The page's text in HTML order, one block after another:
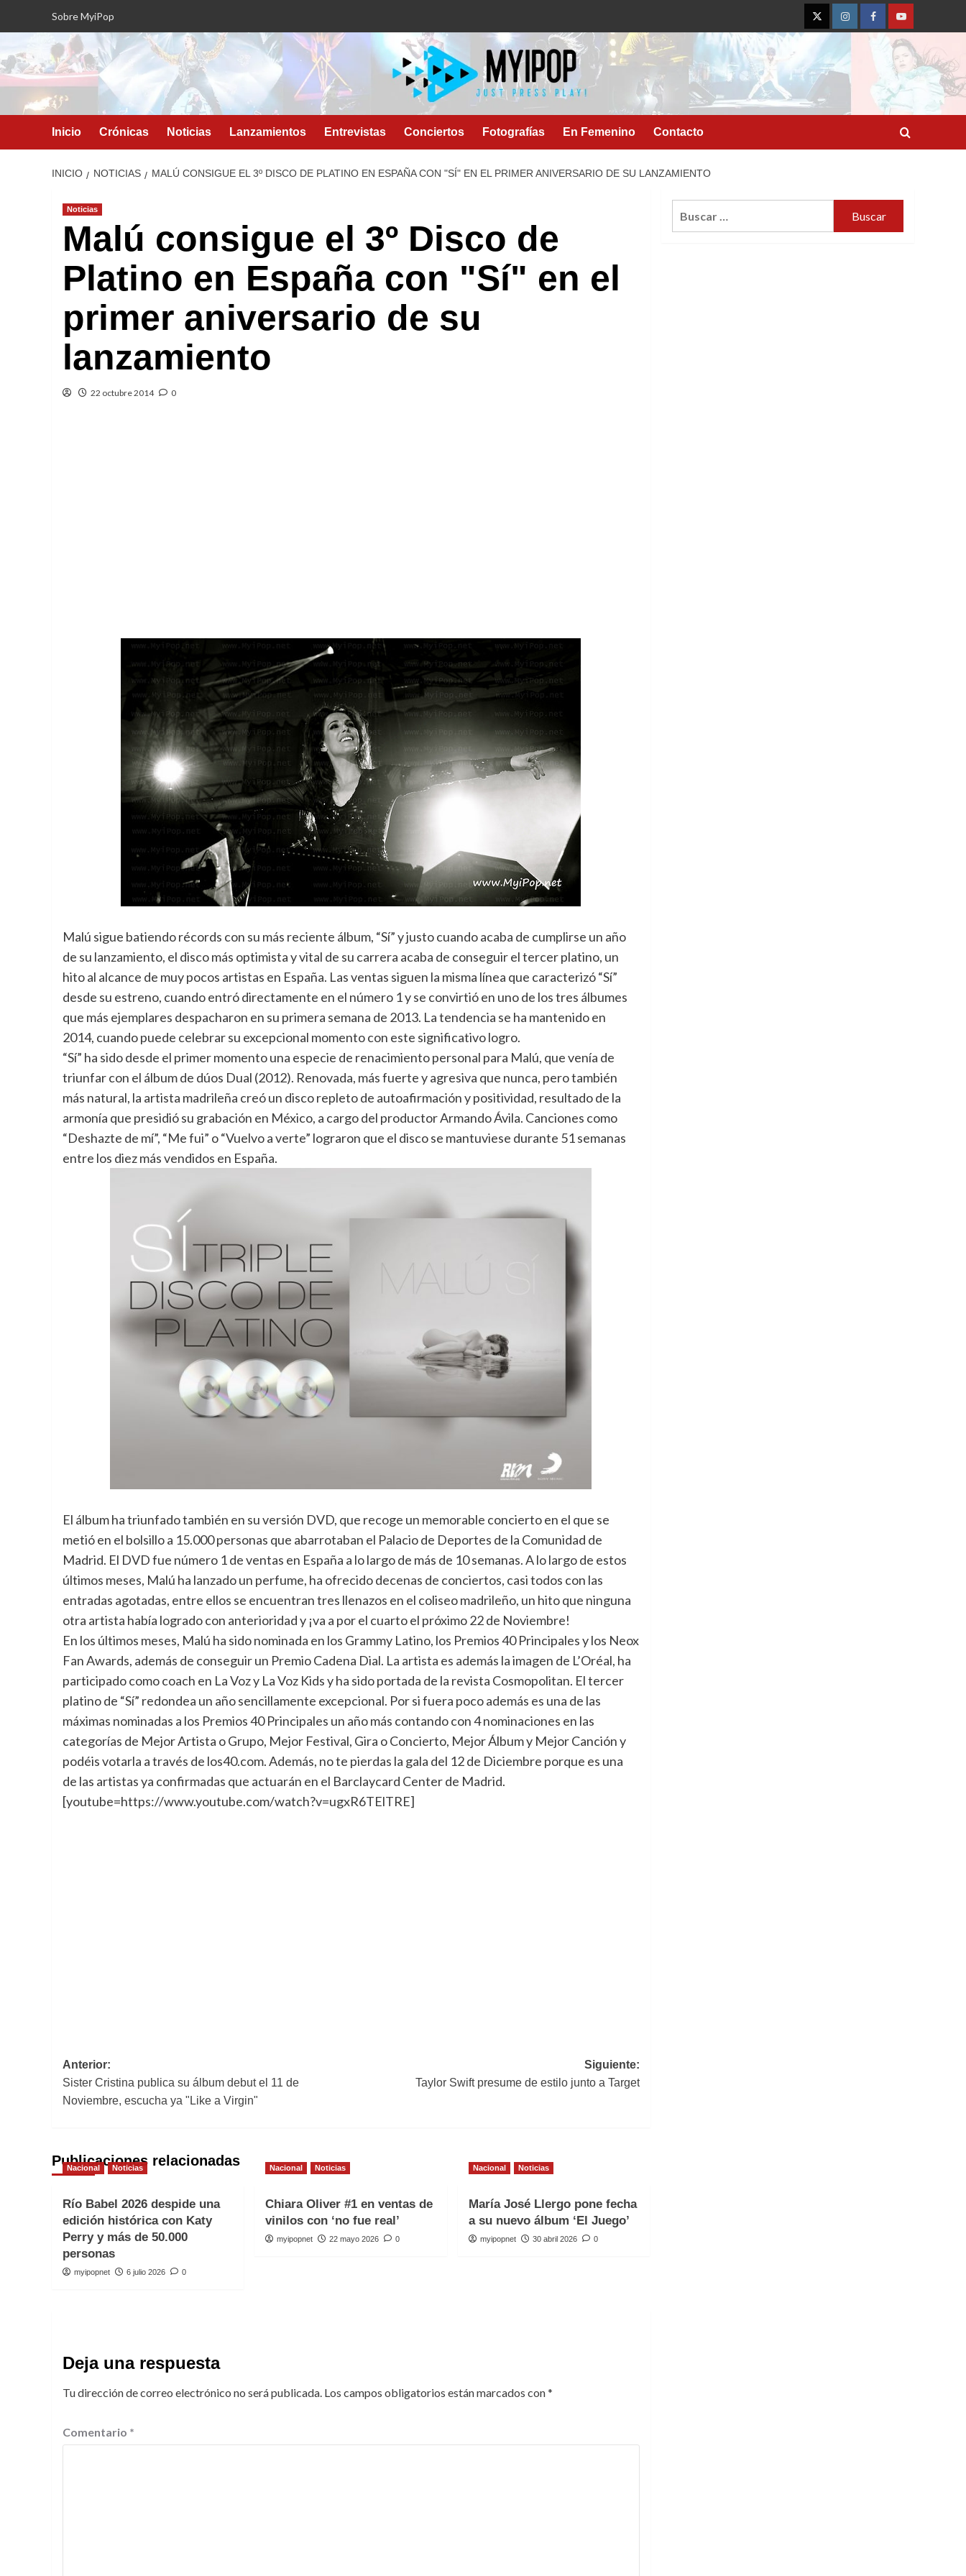
Sobre MyiPop
TwitterInstagramFacebookYouTube
Inicio Crónicas Noticias Lanzamientos Entrevistas Conciertos Fotografías En Femenino Contacto
INICIO NOTICIAS MALÚ CONSIGUE EL 3º DISCO DE PLATINO EN ESPAÑA CON "SÍ" EN EL PRIMER ANIVERSARIO DE SU LANZAMIENTO
Noticias
Malú consigue el 3º Disco de
Platino en España con "Sí" en el
primer aniversario de su
lanzamiento
22 octubre 2014 0
Malú sigue batiendo récords con su más reciente álbum, “Sí” y justo cuando acaba de cumplirse un año
de su lanzamiento, el disco más optimista y vital de su carrera acaba de conseguir el tercer platino, un
hito al alcance de muy pocos artistas en España. Las ventas siguen la misma línea que caracterizó “Sí”
desde su estreno, cuando entró directamente en el número 1 y se convirtió en uno de los tres álbumes
que más ejemplares despacharon en su primera semana de 2013. La tendencia se ha mantenido en
2014, cuando puede celebrar su excepcional momento con este significativo logro.
“Sí” ha sido desde el primer momento una especie de renacimiento personal para Malú, que venía de
triunfar con el álbum de dúos Dual (2012). Renovada, más fuerte y agresiva que nunca, pero también
más natural, la artista madrileña creó un disco repleto de autoafirmación y positividad, resultado de la
armonía que presidió su grabación en México, a cargo del productor Armando Ávila. Canciones como
“Deshazte de mí”, “Me fui” o “Vuelvo a verte” lograron que el disco se mantuviese durante 51 semanas
entre los diez más vendidos en España.
El álbum ha triunfado también en su versión DVD, que recoge un memorable concierto en el que se
metió en el bolsillo a 15.000 personas que abarrotaban el Palacio de Deportes de la Comunidad de
Madrid. El DVD fue número 1 de ventas en España a lo largo de más de 10 semanas. A lo largo de estos
últimos meses, Malú ha lanzado un perfume, ha ofrecido decenas de conciertos, casi todos con las
entradas agotadas, entre ellos se encuentran tres llenazos en el coliseo madrileño, un hito que ninguna
otra artista había logrado con anterioridad y ¡va a por el cuarto el próximo 22 de Noviembre!
En los últimos meses, Malú ha sido nominada en los Grammy Latino, los Premios 40 Principales y los Neox
Fan Awards, además de conseguir un Premio Cadena Dial. La artista es además la imagen de L’Oréal, ha
participado como coach en La Voz y La Voz Kids y ha sido portada de la revista Cosmopolitan. El tercer
platino de “Sí” redondea un año sencillamente excepcional. Por si fuera poco además es una de las
máximas nominadas a los Premios 40 Principales un año más contando con 4 nominaciones en las
categorías de Mejor Artista o Grupo, Mejor Festival, Gira o Concierto, Mejor Álbum y Mejor Canción y
podéis votarla a través de los40.com. Además, no te pierdas la gala del 12 de Diciembre porque es una
de las artistas ya confirmadas que actuarán en el Barclaycard Center de Madrid.
[youtube=https://www.youtube.com/watch?v=ugxR6TElTRE]
Navegación
de
entradas
Anterior:
Sister Cristina publica su álbum debut el 11 de
Noviembre, escucha ya "Like a Virgin"
Siguiente:
Taylor Swift presume de estilo junto a Target
Publicaciones relacionadas
Nacional Noticias
Río Babel 2026 despide una
edición histórica con Katy
Perry y más de 50.000
personas
myipopnet 6 julio 2026 0
Nacional Noticias
Chiara Oliver #1 en ventas de
vinilos con ‘no fue real’
myipopnet 22 mayo 2026 0
Nacional Noticias
María José Llergo pone fecha
a su nuevo álbum ‘El Juego’
myipopnet 30 abril 2026 0
Deja una respuesta
Tu dirección de correo electrónico no será publicada. Los campos obligatorios están marcados con*
Comentario *